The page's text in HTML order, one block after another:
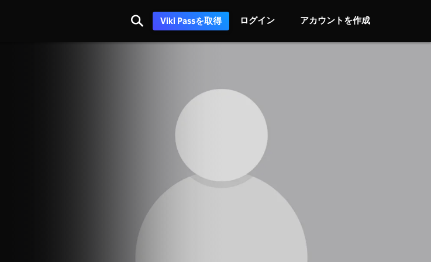
Viki Passを取得 ログイン アカウントを作成